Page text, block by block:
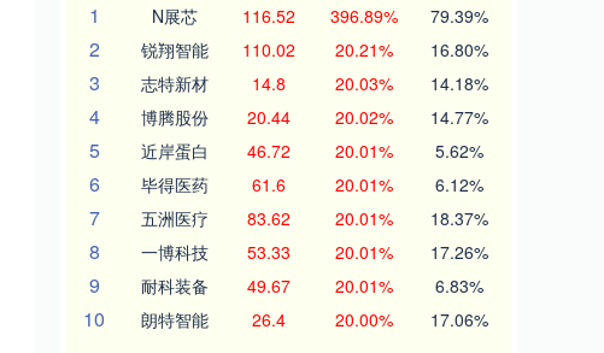
1
N展芯 116.52 396.89% 79.39%
2 锐翔智能 110.02 20.21% 16.80%
3 志特新材 14.8 20.03% 14.18%
4 博腾股份 20.44 20.02% 14.77%
5 近岸蛋白 46.72 20.01% 5.62%
6 毕得医药 61.6 20.01% 6.12%
7 五洲医疗 83.62 20.01% 18.37%
8 一博科技 53.33 20.01% 17.26%
9 耐科装备 49.67 20.01% 6.83%
10 朗特智能 26.4 20.00% 17.06%